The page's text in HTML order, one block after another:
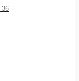
36